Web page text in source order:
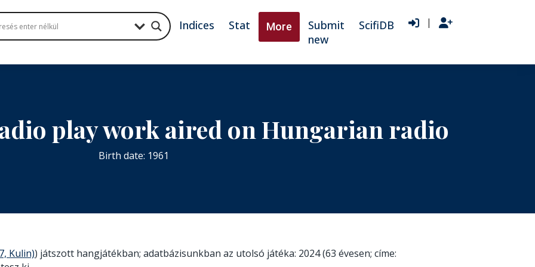
Indices Stat More
Submit
new
ScifiDB |
play work aired on Hungarian radio
Birth date: 1961
Kulin)) játszott hangjátékban; adatbázisunkban az utolsó játéka: 2024 (63 évesen; címe: